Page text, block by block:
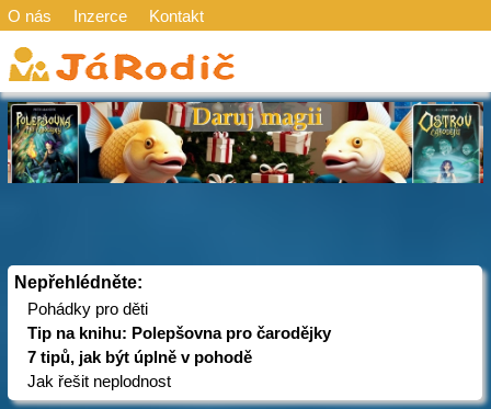
O nás Inzerce Kontakt
Nepřehlédněte:
Pohádky pro děti
Tip na knihu: Polepšovna pro čarodějky
7 tipů, jak být úplně v pohodě
Jak řešit neplodnost